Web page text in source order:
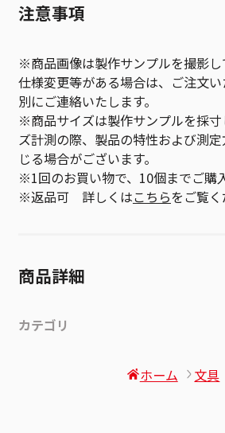
注意事項
※商品画像は製作サンプルを撮影し
仕様変更等がある場合は、ご注文
別にご連絡いたします。
※商品サイズは製作サンプルを採寸
ズ計測の際、製品の特性および測
じる場合がございます。
※1回のお買い物で、10個までご購
※返品可 詳しくはこちらをご覧く
商品詳細
カテゴリ
ホーム 文具